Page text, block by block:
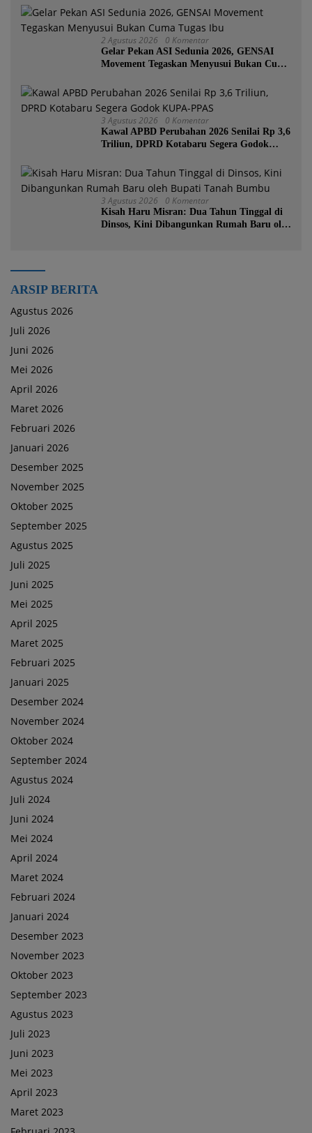
2 Agustus 2026 0 Komentar
Gelar Pekan ASI Sedunia 2026, GENSAI
Movement Tegaskan Menyusui Bukan Cuma
3 Agustus 2026 0 Komentar
Kawal APBD Perubahan 2026 Senilai Rp 3,6
Triliun, DPRD Kotabaru Segera Godok
3 Agustus 2026 0 Komentar
Kisah Haru Misran: Dua Tahun Tinggal di
Dinsos, Kini Dibangunkan Rumah Baru oleh
ARSIP BERITA
Agustus 2026
Juli 2026
Juni 2026
Mei 2026
April 2026
Maret 2026
Februari 2026
Januari 2026
Desember 2025
November 2025
Oktober 2025
September 2025
Agustus 2025
Juli 2025
Juni 2025
Mei 2025
April 2025
Maret 2025
Februari 2025
Januari 2025
Desember 2024
November 2024
Oktober 2024
September 2024
Agustus 2024
Juli 2024
Juni 2024
Mei 2024
April 2024
Maret 2024
Februari 2024
Januari 2024
Desember 2023
November 2023
Oktober 2023
September 2023
Agustus 2023
Juli 2023
Juni 2023
Mei 2023
April 2023
Maret 2023